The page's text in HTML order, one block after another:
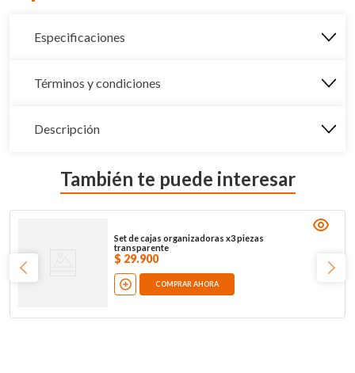
Especificaciones
Términos y condiciones
Descripción
También te puede interesar
Set de cajas organizadoras x3 piezas
transparente
$ 29.900
COMPRAR AHORA